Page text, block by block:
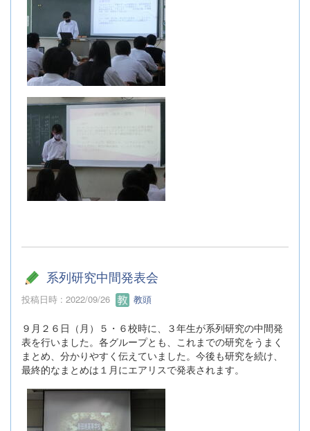
系列研究中間発表会
投稿日時 : 2022/09/26 教頭
９月２６日（月）５・６校時に、３年生が系列研究の中間発
表を行いました。各グループとも、これまでの研究をうまく
まとめ、分かりやすく伝えていました。今後も研究を続け、
最終的なまとめは１月にエアリスで発表されます。